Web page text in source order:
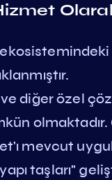
diğer özel
mevcut
taşları"